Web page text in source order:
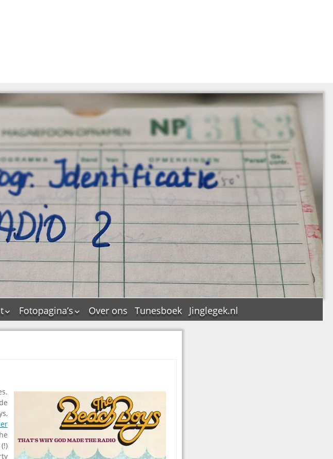
–
65
interview
Fotopagina’s
JAM in pictures
Top Format in
Dik Voormekaar in
Over ons Tunesboek Jinglegek.nl